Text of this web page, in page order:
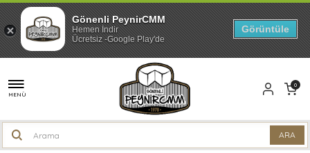
MENÜ
0
Gönenli PeynirCMM
Hemen İndir
Ücretsiz -Google Play'de
Görüntüle